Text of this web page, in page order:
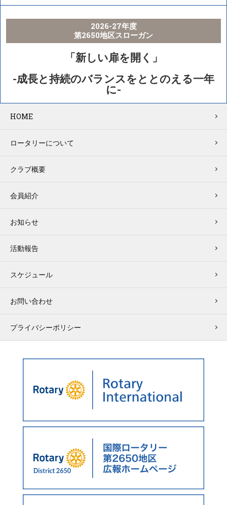
2026-27年度
第2650地区スローガン
「新しい扉を開く」
-成長と持続のバランスをととのえる一年
に-
HOME
ロータリーについて
クラブ概要
会員紹介
お知らせ
活動報告
スケジュール
お問い合わせ
プライバシーポリシー